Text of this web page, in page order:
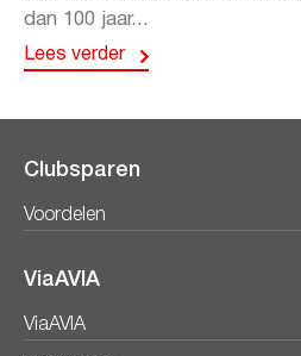
dan 100 jaar...
Lees verder
Clubsparen
Voordelen
ViaAVIA
ViaAVIA